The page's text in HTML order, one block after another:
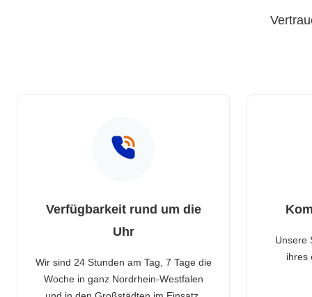
Verfügbarkeit rund um die
Uhr
Wir sind 24 Stunden am Tag, 7 Tage die
Woche in ganz Nordrhein-Westfalen
Unsere
ihres